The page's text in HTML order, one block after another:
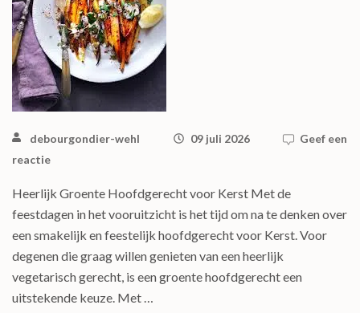
debourgondier-wehl 09 juli 2026
Geef een
reactie
Heerlijk Groente Hoofdgerecht voor Kerst Met de
feestdagen in het vooruitzicht is het tijd om na te denken over
een smakelijk en feestelijk hoofdgerecht voor Kerst. Voor
degenen die graag willen genieten van een heerlijk
vegetarisch gerecht, is een groente hoofdgerecht een
uitstekende keuze. Met …